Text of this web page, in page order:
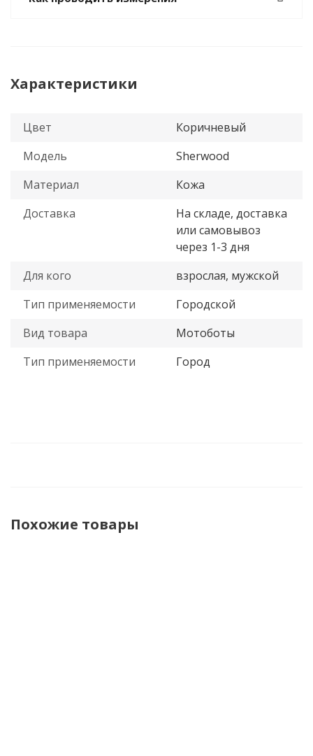
Характеристики
Цвет
Коричневый
Модель
Sherwood
Материал
Кожа
Доставка
На складе, доставка
или самовывоз
через 1-3 дня
Для кого
взрослая, мужской
Тип применяемости
Городской
Вид товара
Мотоботы
Тип применяемости
Город
Похожие товары